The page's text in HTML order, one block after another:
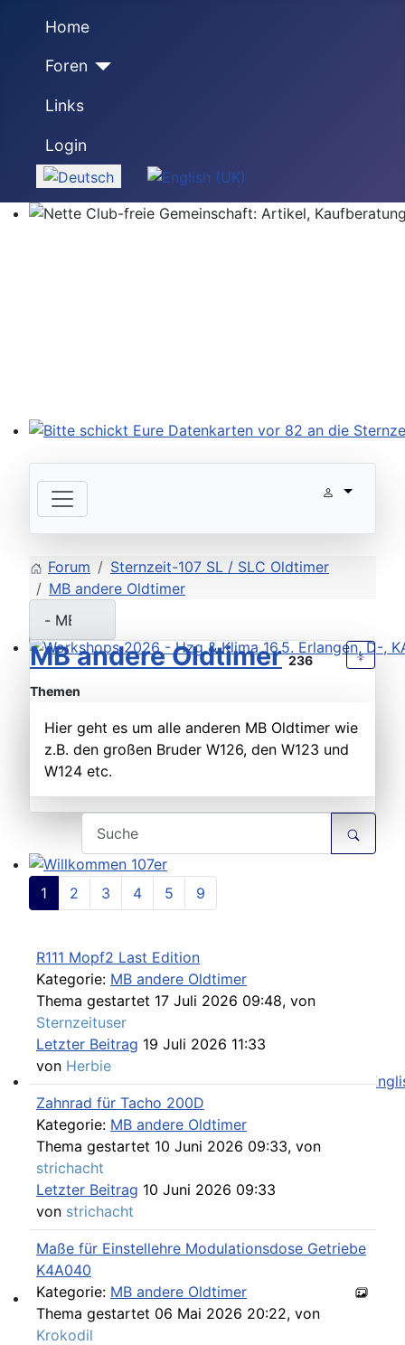
Home
Foren
Links
Login
Sprache auswählen
Workshops 2026 - Hzg & Klima 16.5. Erlangen, D-,
Willkommen 107er
Workshop Manual in der SLpedia - leider nur in
Willkommen andere MB Oldtimer
Forum
Sternzeit-107 SL / SLC Oldtimer
MB andere Oldtimer
MB andere Oldtimer 236
Themen
Hier geht es um alle anderen MB Oldtimer wie
z.B. den großen Bruder W126, den W123 und
W124 etc.
1 2 3 4 5 9
R111 Mopf2 Last Edition
Kategorie: MB andere Oldtimer
Thema gestartet 17 Juli 2026 09:48, von
Sternzeituser
Letzter Beitrag 19 Juli 2026 11:33
von Herbie
Zahnrad für Tacho 200D
Kategorie: MB andere Oldtimer
Thema gestartet 10 Juni 2026 09:33, von
strichacht
Letzter Beitrag 10 Juni 2026 09:33
von strichacht
Maße für Einstellehre Modulationsdose Getriebe
K4A040
Kategorie: MB andere Oldtimer
Thema gestartet 06 Mai 2026 20:22, von
Krokodil